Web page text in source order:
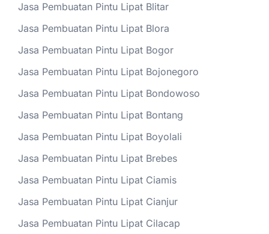
Jasa Pembuatan Pintu Lipat Blitar
Jasa Pembuatan Pintu Lipat Blora
Jasa Pembuatan Pintu Lipat Bogor
Jasa Pembuatan Pintu Lipat Bojonegoro
Jasa Pembuatan Pintu Lipat Bondowoso
Jasa Pembuatan Pintu Lipat Bontang
Jasa Pembuatan Pintu Lipat Boyolali
Jasa Pembuatan Pintu Lipat Brebes
Jasa Pembuatan Pintu Lipat Ciamis
Jasa Pembuatan Pintu Lipat Cianjur
Jasa Pembuatan Pintu Lipat Cilacap